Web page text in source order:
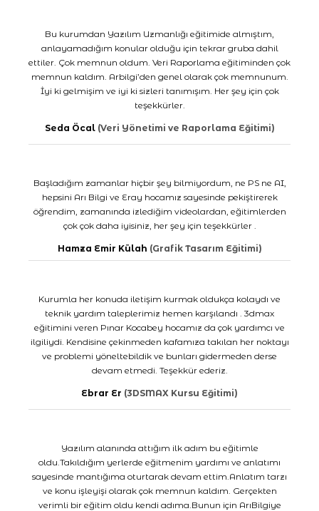
Bu kurumdan Yazılım Uzmanlığı eğitimide almıştım,
anlayamadığım konular olduğu için tekrar gruba dahil
ettiler. Çok memnun oldum. Veri Raporlama eğitiminden çok
memnun kaldım. Arbilgi’den genel olarak çok memnunum.
İyi ki gelmişim ve iyi ki sizleri tanımışım. Her şey için çok
teşekkürler.
Seda Öcal (Veri Yönetimi ve Raporlama Eğitimi)
Başladığım zamanlar hiçbir şey bilmiyordum, ne PS ne AI,
hepsini Arı Bilgi ve Eray hocamız sayesinde pekiştirerek
öğrendim, zamanında izlediğim videolardan, eğitimlerden
çok çok daha iyisiniz, her şey için teşekkürler .
Hamza Emir Külah (Grafik Tasarım Eğitimi)
Kurumla her konuda iletişim kurmak oldukça kolaydı ve
teknik yardım taleplerimiz hemen karşılandı . 3dmax
eğitimini veren Pınar Kocabey hocamız da çok yardımcı ve
ilgiliydi. Kendisine çekinmeden kafamıza takılan her noktayı
ve problemi yöneltebildik ve bunları gidermeden derse
devam etmedi. Teşekkür ederiz.
Ebrar Er (3DSMAX Kursu Eğitimi)
Yazılım alanında attığım ilk adım bu eğitimle
oldu.Takıldığım yerlerde eğitmenim yardımı ve anlatımı
sayesinde mantığıma oturtarak devam ettim.Anlatım tarzı
ve konu işleyişi olarak çok memnun kaldım. Gerçekten
verimli bir eğitim oldu kendi adıma.Bunun için ArıBilgiye